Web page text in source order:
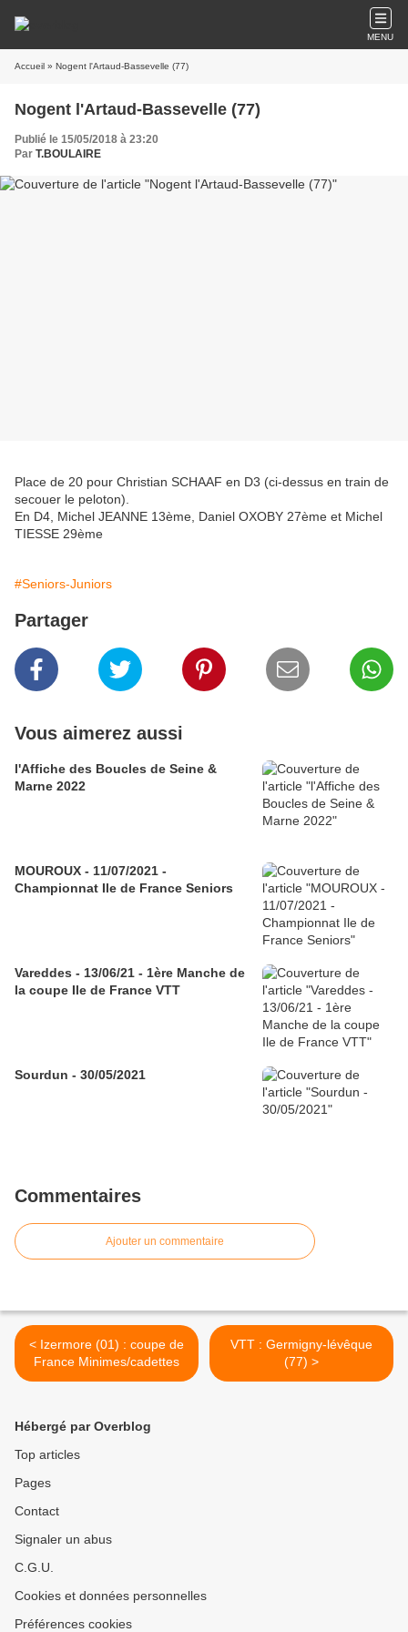
MENU
Accueil » Nogent l'Artaud-Bassevelle (77)
Nogent l'Artaud-Bassevelle (77)
Publié le 15/05/2018 à 23:20
Par T.BOULAIRE
Place de 20 pour Christian SCHAAF en D3 (ci-dessus en train de
secouer le peloton).
En D4, Michel JEANNE 13ème, Daniel OXOBY 27ème et Michel
TIESSE 29ème
#Seniors-Juniors
Partager
Vous aimerez aussi
l'Affiche des Boucles de Seine &
Marne 2022
MOUROUX - 11/07/2021 -
Championnat Ile de France Seniors
Vareddes - 13/06/21 - 1ère Manche de
la coupe Ile de France VTT
Sourdun - 30/05/2021
Commentaires
Ajouter un commentaire
< Izermore (01) : coupe de
France Minimes/cadettes
VTT : Germigny-lévêque
(77) >
Hébergé par Overblog
Top articles
Pages
Contact
Signaler un abus
C.G.U.
Cookies et données personnelles
Préférences cookies